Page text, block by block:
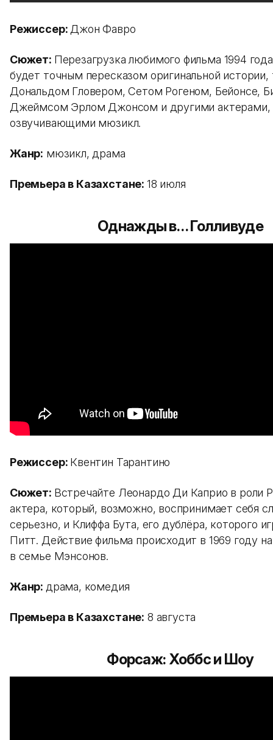
Режиссер: Джон Фавро
Сюжет: Перезагрузка любимого фильма 1994
будет точным пересказом оригинальной истории,
Дональдом Гловером, Сетом Рогеном, Бейонсе,
Джеймсом Эрлом Джонсом и другими актерами,
озвучивающими мюзикл.
Жанр: мюзикл, драма
Премьера в Казахстане: 18 июля
Однажды в… Голливуде
Режиссер: Квентин Тарантино
Сюжет: Встречайте Леонардо Ди Каприо в роли
актера, который, возможно, воспринимает себя
серьезно, и Клиффа Бута, его дублёра, которого
Питт. Действие фильма происходит в 1969 году
в семье Мэнсонов.
Жанр: драма, комедия
Премьера в Казахстане: 8 августа
Форсаж: Хоббс и Шоу